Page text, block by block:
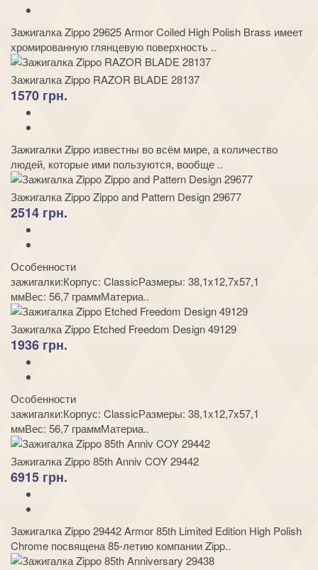
Зажигалка Zippo 29625 Armor Coiled High Polish Brass имеет
хромированную глянцевую поверхность ..
Зажигалка Zippo RAZOR BLADE 28137
1570 грн.
Зажигалки Zippo известны во всём мире, а количество
людей, которые ими пользуются, вообще ..
Зажигалка Zippo Zippo and Pattern Design 29677
2514 грн.
Особенности
зажигалки:Корпус: ClassicРазмеры: 38,1x12,7x57,1
ммВес: 56,7 граммМатериа..
Зажигалка Zippo Etched Freedom Design 49129
1936 грн.
Особенности
зажигалки:Корпус: ClassicРазмеры: 38,1x12,7x57,1
ммВес: 56,7 граммМатериа..
Зажигалка Zippo 85th Anniv COY 29442
6915 грн.
Зажигалка Zippo 29442 Armor 85th Limited Edition High Polish
Chrome посвящена 85-летию компании Zipp..